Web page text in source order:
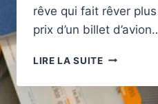
rêve qui fait rêver plus
prix d’un billet
LIRE LA SUITEQUEL
LE
PRIX